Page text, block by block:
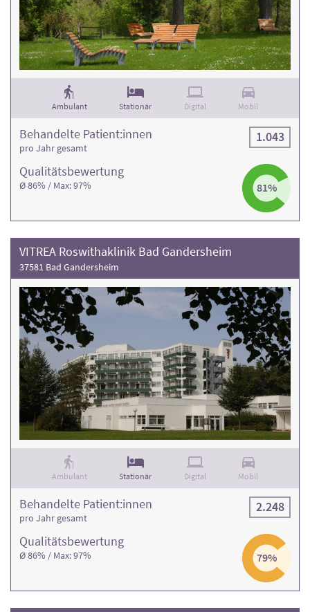
Ambulant Stationär Digital Mobil
Qualitäts­bewertung
Ø 86% / Max: 97% 81%
Behandelte Patient:innen
pro Jahr gesamt
1.043
VITREA Roswithaklinik Bad Gandersheim
37581 Bad Gandersheim
Ambulant Stationär Digital Mobil
Qualitäts­bewertung
Ø 86% / Max: 97% 79%
Behandelte Patient:innen
pro Jahr gesamt
2.248